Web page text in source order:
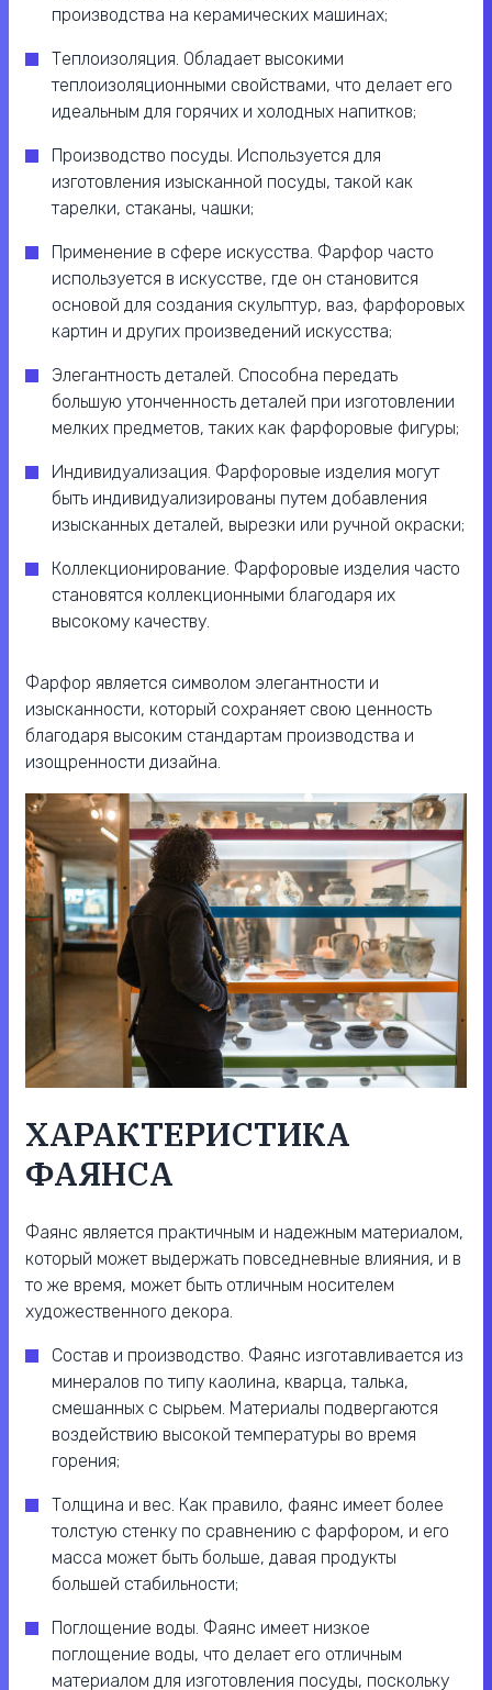
производства на керамических машинах;
Теплоизоляция. Обладает высокими
теплоизоляционными свойствами, что делает его
идеальным для горячих и холодных напитков;
Производство посуды. Используется для
изготовления изысканной посуды, такой как
тарелки, стаканы, чашки;
Применение в сфере искусства. Фарфор часто
используется в искусстве, где он становится
основой для создания скульптур, ваз, фарфоровых
картин и других произведений искусства;
Элегантность деталей. Способна передать
большую утонченность деталей при изготовлении
мелких предметов, таких как фарфоровые фигуры;
Индивидуализация. Фарфоровые изделия могут
быть индивидуализированы путем добавления
изысканных деталей, вырезки или ручной окраски;
Коллекционирование. Фарфоровые изделия часто
становятся коллекционными благодаря их
высокому качеству.
Фарфор является символом элегантности и
изысканности, который сохраняет свою ценность
благодаря высоким стандартам производства и
изощренности дизайна.
ХАРАКТЕРИСТИКА
ФАЯНСА
Фаянс является практичным и надежным материалом,
который может выдержать повседневные влияния, и в
то же время, может быть отличным носителем
художественного декора.
Состав и производство. Фаянс изготавливается из
минералов по типу каолина, кварца, талька,
смешанных с сырьем. Материалы подвергаются
воздействию высокой температуры во время
горения;
Толщина и вес. Как правило, фаянс имеет более
толстую стенку по сравнению с фарфором, и его
масса может быть больше, давая продукты
большей стабильности;
Поглощение воды. Фаянс имеет низкое
поглощение воды, что делает его отличным
материалом для изготовления посуды, поскольку